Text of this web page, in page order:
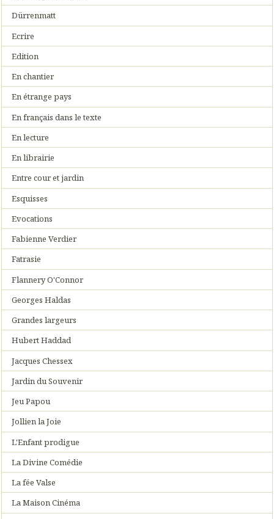
Dürrenmatt
Ecrire
Edition
En chantier
En étrange pays
En français dans le texte
En lecture
En librairie
Entre cour et jardin
Esquisses
Evocations
Fabienne Verdier
Fatrasie
Flannery O'Connor
Georges Haldas
Grandes largeurs
Hubert Haddad
Jacques Chessex
Jardin du Souvenir
Jeu Papou
Jollien la Joie
L'Enfant prodigue
La Divine Comédie
La fée Valse
La Maison Cinéma